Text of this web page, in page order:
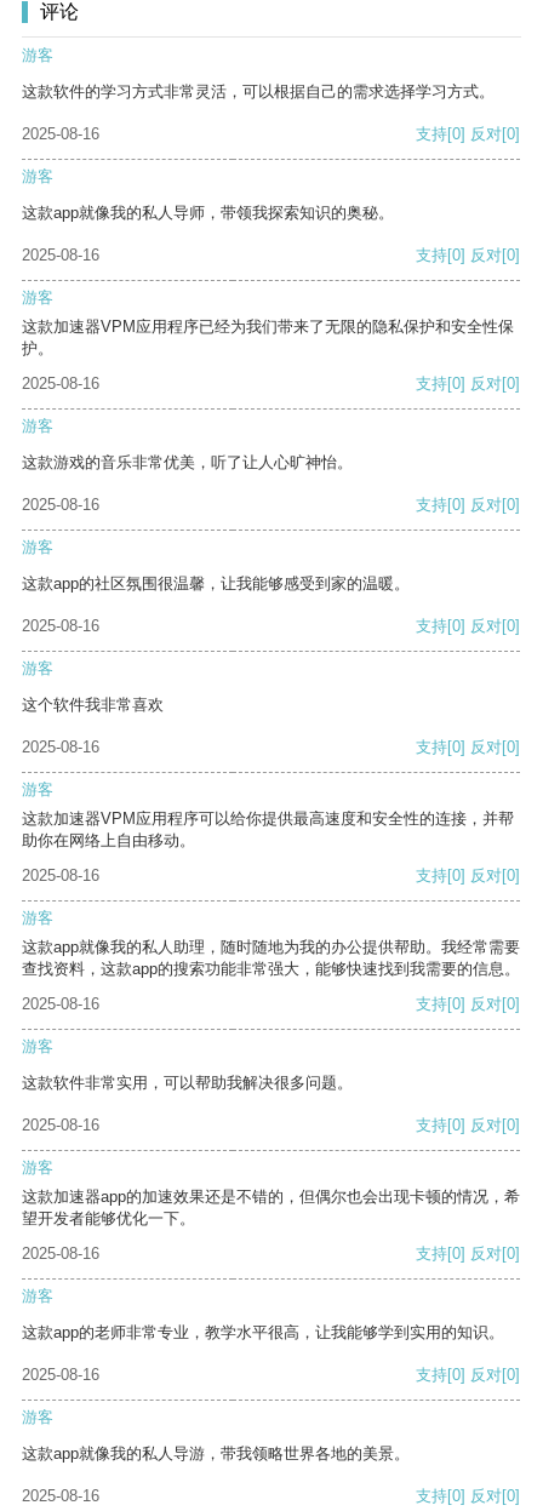
评论
游客
这款软件的学习方式非常灵活，可以根据自己的需求选择学习方式。
2025-08-16 支持[0] 反对[0]
游客
这款app就像我的私人导师，带领我探索知识的奥秘。
2025-08-16 支持[0] 反对[0]
游客
这款加速器VPM应用程序已经为我们带来了无限的隐私保护和安全性保
护。
2025-08-16
支持[0] 反对[0]
游客
这款游戏的音乐非常优美，听了让人心旷神怡。
2025-08-16 支持[0] 反对[0]
游客
这款app的社区氛围很温馨，让我能够感受到家的温暖。
2025-08-16 支持[0] 反对[0]
游客
这个软件我非常喜欢
2025-08-16 支持[0] 反对[0]
游客
这款加速器VPM应用程序可以给你提供最高速度和安全性的连接，并帮
助你在网络上自由移动。
2025-08-16
支持[0] 反对[0]
游客
这款app就像我的私人助理，随时随地为我的办公提供帮助。我经常需要
查找资料，这款app的搜索功能非常强大，能够快速找到我需要的信息。
2025-08-16
支持[0] 反对[0]
游客
这款软件非常实用，可以帮助我解决很多问题。
2025-08-16 支持[0] 反对[0]
游客
这款加速器app的加速效果还是不错的，但偶尔也会出现卡顿的情况，希
望开发者能够优化一下。
2025-08-16
支持[0] 反对[0]
游客
这款app的老师非常专业，教学水平很高，让我能够学到实用的知识。
2025-08-16 支持[0] 反对[0]
游客
这款app就像我的私人导游，带我领略世界各地的美景。
2025-08-16 支持[0] 反对[0]